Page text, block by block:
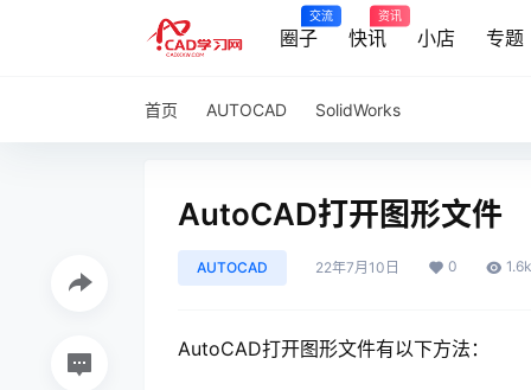
圈子
交流
快讯
资讯
小店 专题
首页 AUTOCAD SolidWorks
AutoCAD打开图形文件
AUTOCAD 22年7月10日 0 1.6k
AutoCAD打开图形文件有以下方法：